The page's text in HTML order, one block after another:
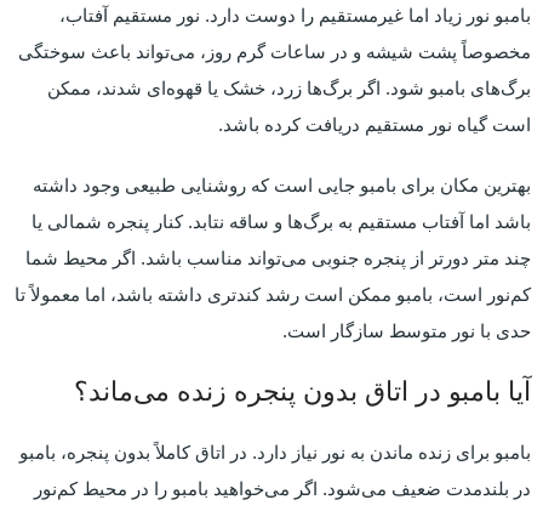
بامبو نور زیاد اما غیرمستقیم را دوست دارد. نور مستقیم آفتاب،
مخصوصاً پشت شیشه و در ساعات گرم روز، می‌تواند باعث سوختگی
برگ‌های بامبو شود. اگر برگ‌ها زرد، خشک یا قهوه‌ای شدند، ممکن
است گیاه نور مستقیم دریافت کرده باشد.
بهترین مکان برای بامبو جایی است که روشنایی طبیعی وجود داشته
باشد اما آفتاب مستقیم به برگ‌ها و ساقه نتابد. کنار پنجره شمالی یا
چند متر دورتر از پنجره جنوبی می‌تواند مناسب باشد. اگر محیط شما
کم‌نور است، بامبو ممکن است رشد کندتری داشته باشد، اما معمولاً تا
حدی با نور متوسط سازگار است.
آیا بامبو در اتاق بدون پنجره زنده می‌ماند؟
بامبو برای زنده ماندن به نور نیاز دارد. در اتاق کاملاً بدون پنجره، بامبو
در بلندمدت ضعیف می‌شود. اگر می‌خواهید بامبو را در محیط کم‌نور